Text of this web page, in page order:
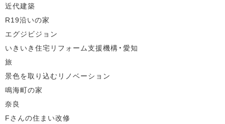
近代建築
R19沿いの家
エグジビジョン
いきいき住宅リフォーム支援機構・愛知
旅
景色を取り込むリノベーション
鳴海町の家
奈良
Fさんの住まい改修